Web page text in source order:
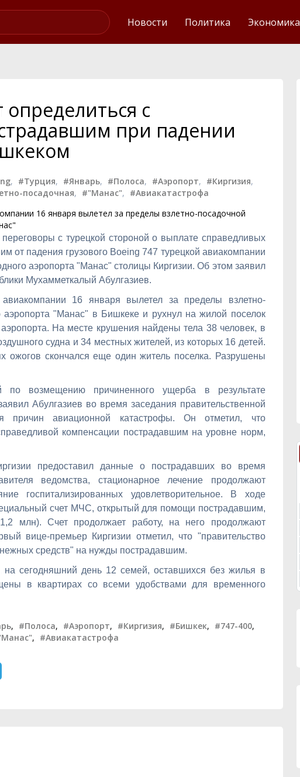
Новости Политика Экономика
с
при падении
, #Турция, #Январь, #Полоса, #Аэропорт, #Киргизия,
посадочная, #"Манас", #Авиакатастрофа
16 января вылетел за пределы взлетно-посадочной
с турецкой стороной о выплате справедливых
от падения грузового Boeing 747 турецкой авиакомпании
аэропорта "Манас" столицы Киргизии. Об этом заявил
Мухамметкалый Абулгазиев.
16 января вылетел за пределы взлетно-
"Манас" в Бишкеке и рухнул на жилой поселок
аэропорта. На месте крушения найдены тела 38 человек, в
судна и 34 местных жителей, из которых 16 детей.
ожогов скончался еще один житель поселка. Разрушены
по возмещению причиненного ущерба в результате
Абулгазиев во время заседания правительственной
причин авиационной катастрофы. Он отметил, что
компенсации пострадавшим на уровне норм,
предоставил данные о пострадавших во время
ведомства, стационарное лечение продолжают
госпитализированных удовлетворительное. В ходе
счет МЧС, открытый для помощи пострадавшим,
млн). Счет продолжает работу, на него продолжают
вице-премьер Киргизии отметил, что "правительство
средств" на нужды пострадавшим.
на сегодняшний день 12 семей, оставшихся без жилья в
в квартирах со всеми удобствами для временного
, #Полоса, #Аэропорт, #Киргизия, #Бишкек, #747-400,
, #Авиакатастрофа